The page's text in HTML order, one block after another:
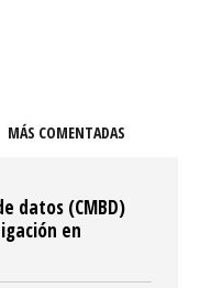
MÁS COMENTADAS
datos (CMBD)
en